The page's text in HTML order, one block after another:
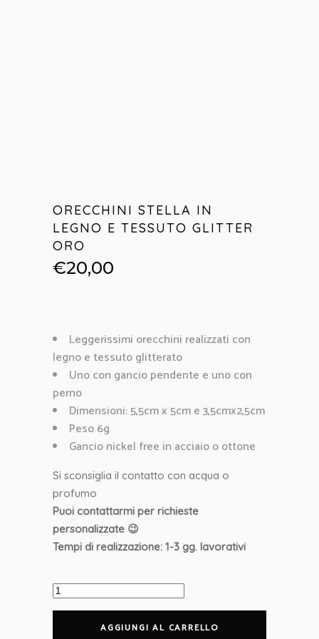
ORECCHINI STELLA IN
LEGNO E TESSUTO GLITTER
ORO
€20,00
Leggerissimi orecchini realizzati con
legno e tessuto glitterato
Uno con gancio pendente e uno con
perno
Dimensioni: 5,5cm x 5cm e 3,5cmx2,5cm
Peso 6g
Gancio nickel free in acciaio o ottone
Si sconsiglia il contatto con acqua o
profumo
Puoi contattarmi per richieste
personalizzate 😉
Tempi di realizzazione: 1-3 gg. lavorativi
Orecchini
Stella
AGGIUNGI AL CARRELLO